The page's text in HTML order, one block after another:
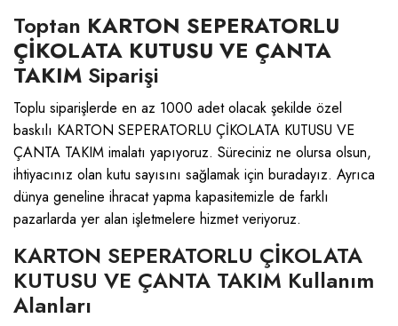
Toptan KARTON SEPERATORLU
ÇİKOLATA KUTUSU VE ÇANTA
TAKIM Siparişi
Toplu siparişlerde en az 1000 adet olacak şekilde özel
baskılı KARTON SEPERATORLU ÇİKOLATA KUTUSU VE
ÇANTA TAKIM imalatı yapıyoruz. Süreciniz ne olursa olsun,
ihtiyacınız olan kutu sayısını sağlamak için buradayız. Ayrıca
dünya geneline ihracat yapma kapasitemizle de farklı
pazarlarda yer alan işletmelere hizmet veriyoruz.
KARTON SEPERATORLU ÇİKOLATA
KUTUSU VE ÇANTA TAKIM Kullanım
Alanları